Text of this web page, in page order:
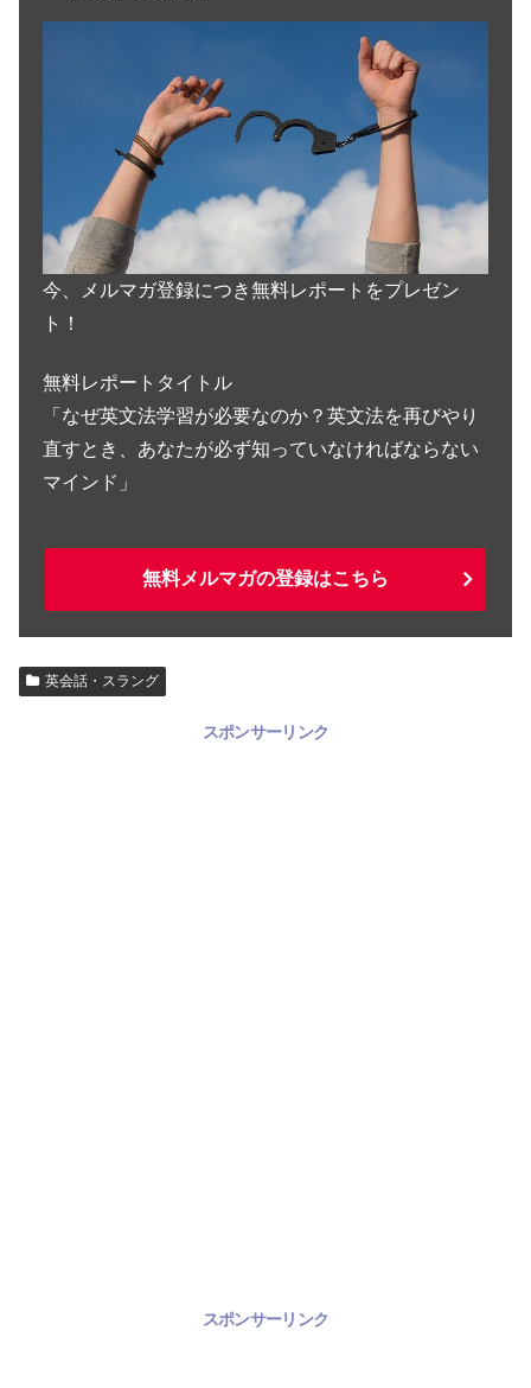
今、メルマガ登録につき無料レポートをプレゼン
ト！
無料レポートタイトル
「なぜ英文法学習が必要なのか？英文法を再びやり
直すとき、あなたが必ず知っていなければならない
マインド」
無料メルマガの登録はこちら
英会話・スラング
スポンサーリンク
スポンサーリンク